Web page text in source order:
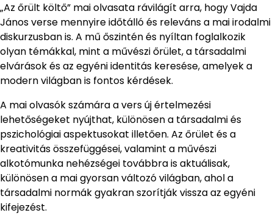
„Az őrült költő” mai olvasata rávilágít arra, hogy Vajda
János verse mennyire időtálló és releváns a mai irodalmi
diskurzusban is. A mű őszintén és nyíltan foglalkozik
olyan témákkal, mint a művészi őrület, a társadalmi
elvárások és az egyéni identitás keresése, amelyek a
modern világban is fontos kérdések.
A mai olvasók számára a vers új értelmezési
lehetőségeket nyújthat, különösen a társadalmi és
pszichológiai aspektusokat illetően. Az őrület és a
kreativitás összefüggései, valamint a művészi
alkotómunka nehézségei továbbra is aktuálisak,
különösen a mai gyorsan változó világban, ahol a
társadalmi normák gyakran szorítják vissza az egyéni
kifejezést.